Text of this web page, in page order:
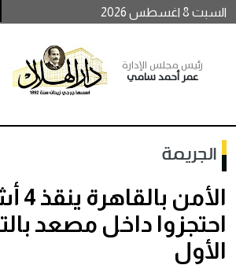
السبت 8 اغسطس 2026
رئيس مجلس الإدارة
عمر أحمد سامي
الجريمة
احتجزوا داخل مصعد
الأول